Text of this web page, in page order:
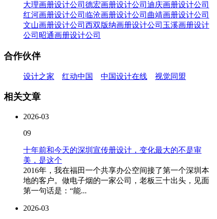
大理画册设计公司 德宏画册设计公司 迪庆画册设计公司
红河画册设计公司 临沧画册设计公司 曲靖画册设计公司
文山画册设计公司 西双版纳画册设计公司 玉溪画册设计
公司 昭通画册设计公司
合作伙伴
设计之家 红动中国 中国设计在线 视觉同盟
相关文章
2026-03
09
十年前和今天的深圳宣传册设计，变化最大的不是审
美，是这个
2016年，我在福田一个共享办公空间接了第一个深圳本
地的客户。做电子烟的一家公司，老板三十出头，见面
第一句话是：“能...
2026-03